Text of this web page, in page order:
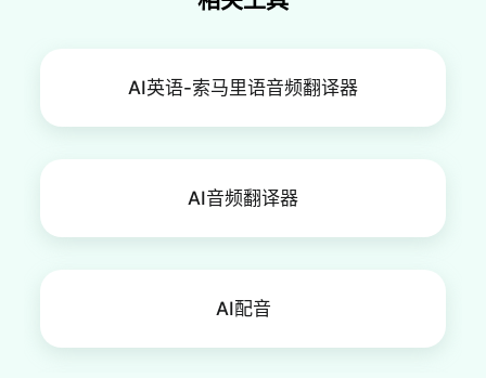
AI英语-索马里语音频翻译器
AI音频翻译器
AI配音